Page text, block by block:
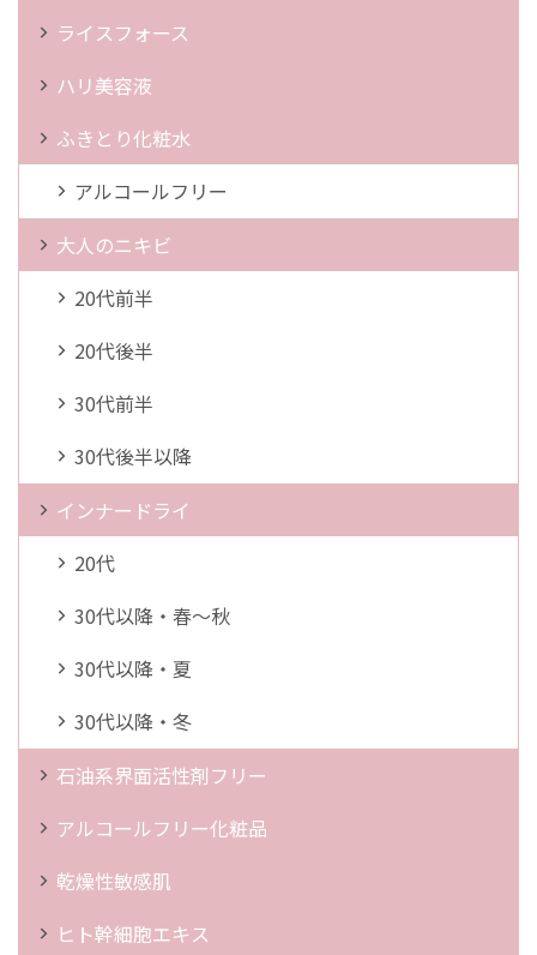
ライスフォース
ハリ美容液
ふきとり化粧水
アルコールフリー
大人のニキビ
20代前半
20代後半
30代前半
30代後半以降
インナードライ
20代
30代以降・春～秋
30代以降・夏
30代以降・冬
石油系界面活性剤フリー
アルコールフリー化粧品
乾燥性敏感肌
ヒト幹細胞エキス